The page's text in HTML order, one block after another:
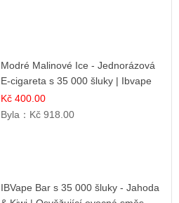
Modré Malinové Ice - Jednorázová
E-cigareta s 35 000 šluky | Ibvape
Kč 400.00
Byla： Kč 918.00
IBVape Bar s 35 000 šluky - Jahoda